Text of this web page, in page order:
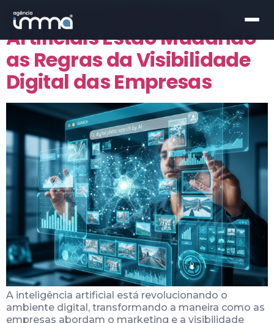
Como as Inteligências
Artificiais Estão Mudando
as Regras da Visibilidade
Digital das Empresas
A inteligência artificial está revolucionando o
ambiente digital, transformando a maneira como as
empresas abordam o marketing e a visibilidade